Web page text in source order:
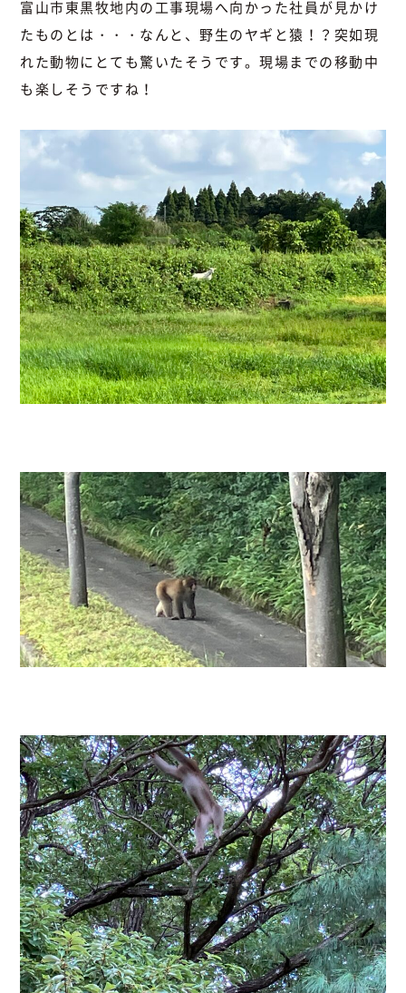
富山市東黒牧地内の工事現場へ向かった社員が見かけ
たものとは・・・なんと、野生のヤギと猿！？突如現
れた動物にとても驚いたそうです。現場までの移動中
も楽しそうですね！